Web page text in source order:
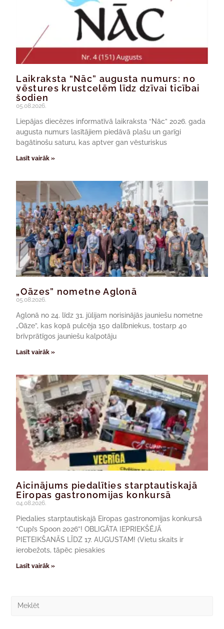
Laikraksta “Nāc” augusta numurs: no
vēstures krustcelēm līdz dzīvai ticībai
šodien
05.08.2026.
Liepājas diecēzes informatīvā laikraksta “Nāc” 2026. gada
augusta numurs lasītājiem piedāvā plašu un garīgi
bagātinošu saturu, kas aptver gan vēsturiskus
Lasīt vairāk »
„Oāzes” nometne Aglonā
05.08.2026.
Aglonā no 24. līdz 31. jūlijam norisinājās jauniešu nometne
„Oāze”, kas kopā pulcēja 150 dalībniekus, tostarp 40
brīvprātīgos jauniešu kalpotāju
Lasīt vairāk »
Aicinājums piedalīties starptautiskajā
Eiropas gastronomijas konkursā
04.08.2026.
Piedalies starptautiskajā Eiropas gastronomijas konkursā
“Cupi’s Spoon 2026”! OBLIGĀTA IEPRIEKŠĒJĀ
PIETEIKŠANĀS LĪDZ 17. AUGUSTAM! (Vietu skaits ir
ierobežots, tāpēc piesakies
Lasīt vairāk »